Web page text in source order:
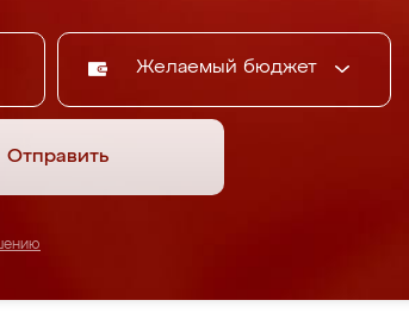
Желаемый бюджет
Отправить